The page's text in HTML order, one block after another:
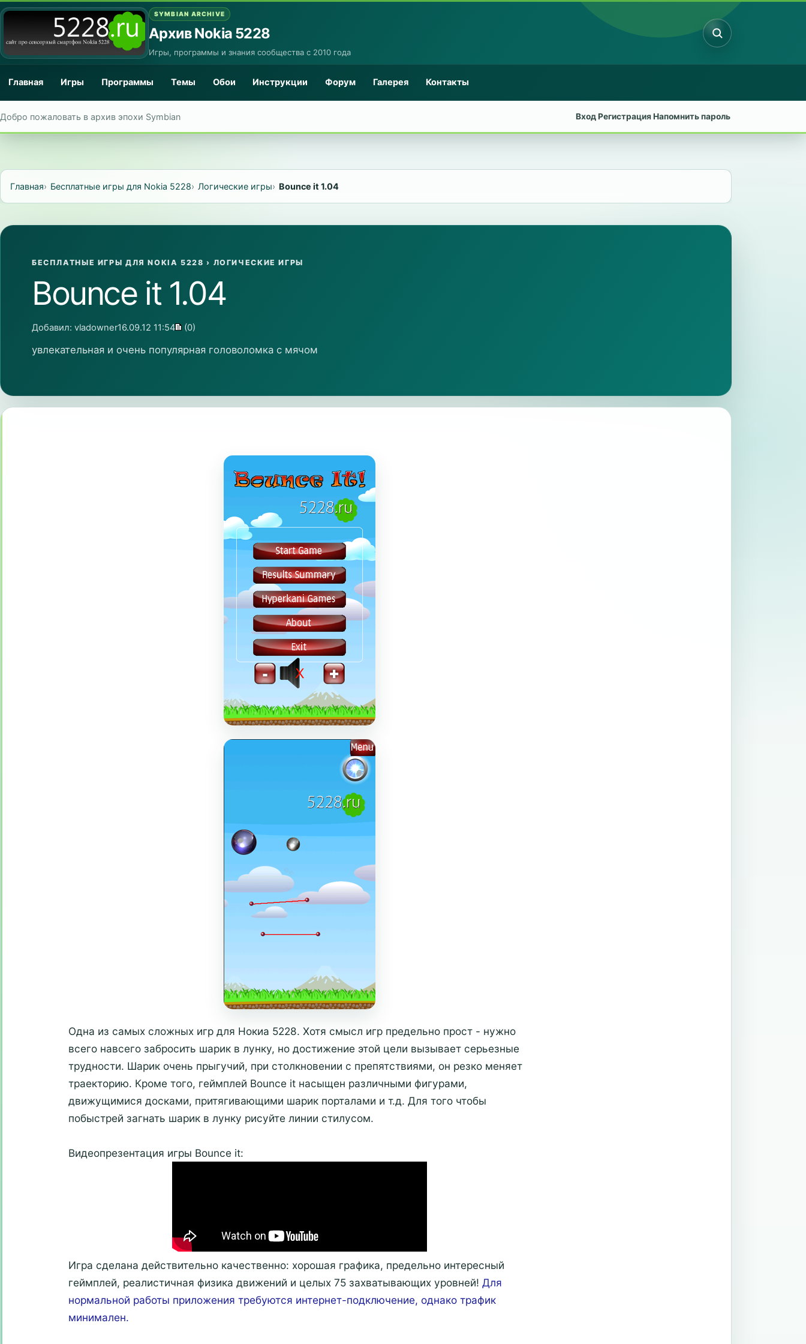
SYMBIAN ARCHIVE
Архив Nokia 5228
Игры, программы и знания сообщества с 2010 года
Поиск
Главная Игры Программы Темы Обои Инструкции Форум Галерея Контакты
Добро пожаловать в архив эпохи Symbian Вход Регистрация Напомнить пароль
Главная Бесплатные игры для Nokia 5228 Логические игры Bounce it 1.04
БЕСПЛАТНЫЕ ИГРЫ ДЛЯ NOKIA 5228 › ЛОГИЧЕСКИЕ ИГРЫ
Bounce it 1.04
Добавил: vladowner16.09.12 11:54 (0)
увлекательная и очень популярная головоломка с мячом
Одна из самых сложных игр для Нокиа 5228. Хотя смысл игр предельно прост - нужно
всего навсего забросить шарик в лунку, но достижение этой цели вызывает серьезные
трудности. Шарик очень прыгучий, при столкновении с препятствиями, он резко меняет
траекторию. Кроме того, геймплей Bounce it насыщен различными фигурами,
движущимися досками, притягивающими шарик порталами и т.д. Для того чтобы
побыстрей загнать шарик в лунку рисуйте линии стилусом.
Видеопрезентация игры Bounce it:
Игра сделана действительно качественно: хорошая графика, предельно интересный
геймплей, реалистичная физика движений и целых 75 захватывающих уровней!Для
нормальной работы приложения требуются интернет-подключение, однако трафик
минимален.